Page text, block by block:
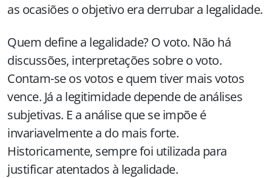
as ocasiões o objetivo era derrubar a legalidade.
Quem define a legalidade? O voto. Não há
discussões, interpretações sobre o voto.
Contam-se os votos e quem tiver mais votos
vence. Já a legitimidade depende de análises
subjetivas. E a análise que se impõe é
invariavelmente a do mais forte.
Historicamente, sempre foi utilizada para
justificar atentados à legalidade.